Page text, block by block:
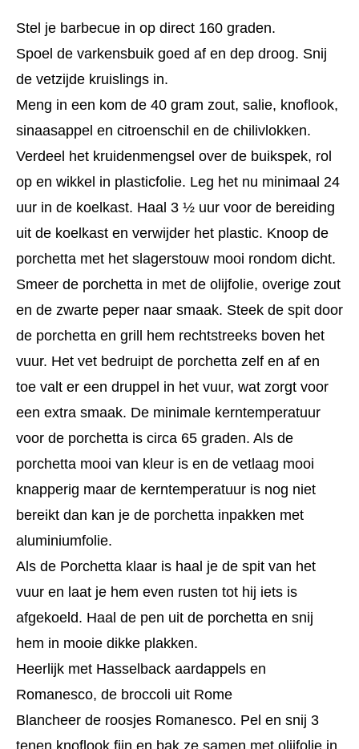
Stel je barbecue in op direct 160 graden.
Spoel de varkensbuik goed af en dep droog. Snij
de vetzijde kruislings in.
Meng in een kom de 40 gram zout, salie, knoflook,
sinaasappel en citroenschil en de chilivlokken.
Verdeel het kruidenmengsel over de buikspek, rol
op en wikkel in plasticfolie. Leg het nu minimaal 24
uur in de koelkast. Haal 3 ½ uur voor de bereiding
uit de koelkast en verwijder het plastic. Knoop de
porchetta met het slagerstouw mooi rondom dicht.
Smeer de porchetta in met de olijfolie, overige zout
en de zwarte peper naar smaak. Steek de spit door
de porchetta en grill hem rechtstreeks boven het
vuur. Het vet bedruipt de porchetta zelf en af en
toe valt er een druppel in het vuur, wat zorgt voor
een extra smaak. De minimale kerntemperatuur
voor de porchetta is circa 65 graden. Als de
porchetta mooi van kleur is en de vetlaag mooi
knapperig maar de kerntemperatuur is nog niet
bereikt dan kan je de porchetta inpakken met
aluminiumfolie.
Als de Porchetta klaar is haal je de spit van het
vuur en laat je hem even rusten tot hij iets is
afgekoeld. Haal de pen uit de porchetta en snij
hem in mooie dikke plakken.
Heerlijk met Hasselback aardappels en
Romanesco, de broccoli uit Rome
Blancheer de roosjes Romanesco. Pel en snij 3
tenen knoflook fijn en bak ze samen met olijfolie in